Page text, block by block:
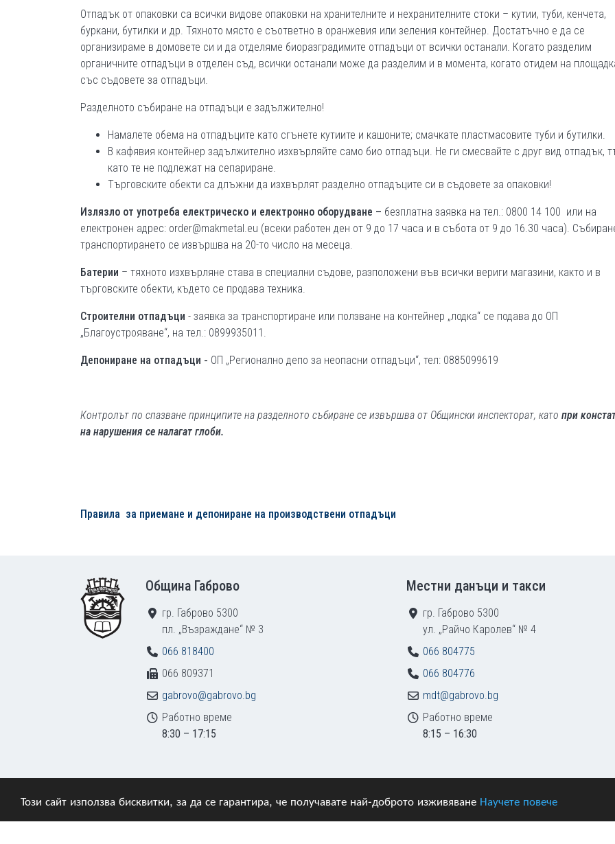
Този сайт използва бисквитки, за да се гарантира, че получавате най-доброто изживяване Научете повече
Отпадък от опаковки са всички видове опаковки на хранителните и нехранителните стоки – кутии, туби, кенчета,
буркани, бутилки и др. Тяхното място е съответно в оранжевия или зеления контейнер. Достатъчно е да се
организираме в домовете си и да отделяме биоразградимите отпадъци от всички останали. Когато разделим
органичните отпадъци в отделен съд, всички останали може да разделим и в момента, когато отидем на
със съдовете за отпадъци.
Разделното събиране на отпадъци е задължително!
Намалете обема на отпадъците като сгънете кутиите и кашоните; смачкате пластмасовите туби и бутилки.
В кафявия контейнер задължително изхвърляйте само био отпадъци. Не ги смесвайте с друг вид отпадък,
като те не подлежат на сепариране.
Търговските обекти са длъжни да изхвърлят разделно отпадъците си в съдовете за опаковки!
Излязло от употреба електрическо и електронно оборудване – безплатна заявка на тел.: 0800 14 100 или на
електронен адрес: order@makmetal.eu (всеки работен ден от 9 до 17 часа и в събота от 9 до 16.30 часа).
транспортирането се извършва на 20-то число на месеца.
Батерии – тяхното изхвърляне става в специални съдове, разположени във всички вериги магазини, както и в
търговските обекти, където се продава техника.
Строителни отпадъци - заявка за транспортиране или ползване на контейнер „лодка“ се подава до ОП
„Благоустрояване“, на тел.: 0899935011.
Депониране на отпадъци - ОП „Регионално депо за неопасни отпадъци“, тел: 0885099619
Контролът по спазване принципите на разделното събиране се извършва от Общински инспекторат, като при
на нарушения се налагат глоби.
Правила за приемане и депониране на производствени отпадъци
Община Габрово
гр. Габрово 5300
пл. „Възраждане“ № 3
066 818400
066 809371
gabrovo@gabrovo.bg
Работно време
8:30 – 17:15
Местни данъци и такси
гр. Габрово 5300
ул. „Райчо Каролев“ № 4
066 804775
066 804776
mdt@gabrovo.bg
Работно време
8:15 – 16:30
© 2009–2026 Община Габрово. Всички права запазени.